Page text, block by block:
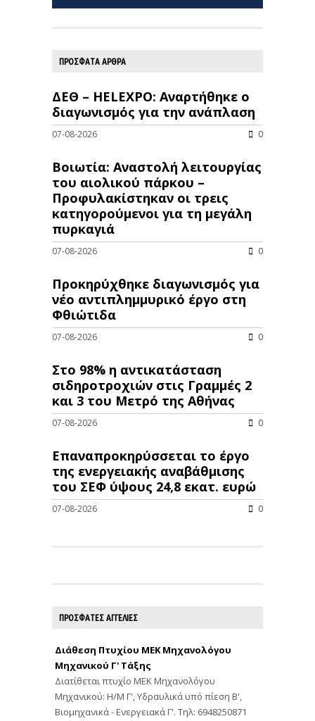
ΠΡΟΣΦΑΤΑ ΑΡΘΡΑ
ΔΕΘ – HELEXPO: Αναρτήθηκε ο
διαγωνισμός για την ανάπλαση
07-08-2026 0
Βοιωτία: Αναστολή λειτουργίας
του αιολικού πάρκου –
Προφυλακίστηκαν οι τρεις
κατηγορούμενοι για τη μεγάλη
πυρκαγιά
07-08-2026 0
Προκηρύχθηκε διαγωνισμός για
νέo αντιπλημμυρικό έργο στη
Φθιώτιδα
07-08-2026 0
Στο 98% η αντικατάσταση
σιδηροτροχιών στις Γραμμές 2
και 3 του Μετρό της Αθήνας
07-08-2026 0
Επαναπροκηρύσσεται το έργο
της ενεργειακής αναβάθμισης
του ΣΕΦ ύψους 24,8 εκατ. ευρώ
07-08-2026 0
ΠΡΟΣΦΑΤΕΣ ΑΓΓΕΛΙΕΣ
Διάθεση Πτυχίου ΜΕΚ Μηχανολόγου
Μηχανικού Γ' Τάξης
Διατίθεται πτυχίο ΜΕΚ Μηχανολόγου
Μηχανικού: Η/Μ Γ', Υδραυλικά υπό πίεση Β',
Βιομηχανικά - Ενεργειακά Γ'. Τηλ: 6948250871